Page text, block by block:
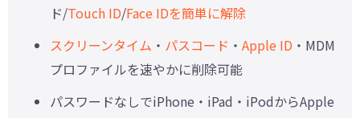
ド/Touch ID/Face IDを簡単に解除
スクリーンタイム ・ パスコード ・ Apple ID ・MDM
プロファイルを速やかに削除可能
パスワードなしでiPhone・iPad・iPodからApple